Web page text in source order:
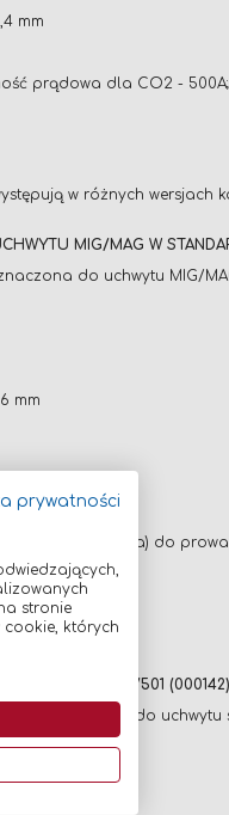
mm
prądowa dla CO2 -
w różnych
MIG/MAG W
do uchwytu MIG/
mm
(000031)
elektrolityczna) do
MB 401/501 (000142)
przeznaczony do
prywatności
stronie
cookie, których